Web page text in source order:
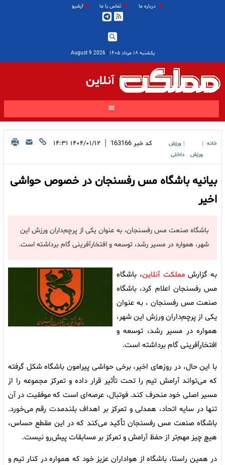
درباره ما تماس با ما آرشیو
یکشنبه ۱۸ مرداد ۱۴۰۵ |
2026 August 9
آنلاین
خانه
ورزش
ورزش
داخلی
کد خبر 163166
| ۱۴۰۴/۰۱/۱۲ ۱۴:۳۱
بیانیه باشگاه مس رفسنجان در خصوص حواشی
اخیر
باشگاه صنعت مس رفسنجان، به عنوان یکی از پرچم‌داران ورزش این
شهر، همواره در مسیر رشد، توسعه و افتخارآفرینی گام برداشته است.
به گزارشمملکت آنلاین، باشگاه
مس رفسنجان اعلام کرد، باشگاه
صنعت مس رفسنجان ، به عنوان
یکی از پرچم‌داران ورزش این شهر،
همواره در مسیر رشد، توسعه و
افتخارآفرینی گام برداشته است.
با این حال، در روز‌های اخیر، برخی حواشی پیرامون باشگاه شکل گرفته
که می‌تواند آرامش تیم را تحت تأثیر قرار داده و تمرکز مجموعه را از
مسیر اصلی خود منحرف کند. فوتبال، عرصه‌ای است که موفقیت در آن
تنها در سایه اتحاد، همدلی و تمرکز بر اهداف بلندمدت رقم می‌خورد.
باشگاه صنعت مس رفسنجان تأکید می‌کند که در این مقطع حساس،
هیچ چیز مهم‌تر از حفظ آرامش و تمرکز بر مسابقات پیش‌رو نیست.
در همین راستا، باشگاه از هواداران عزیز خود که همواره در کنار تیم و